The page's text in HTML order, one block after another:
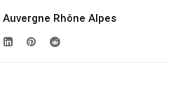
Auvergne Rhône Alpes